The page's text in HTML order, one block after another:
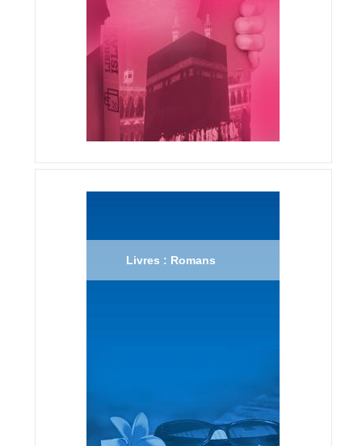
Livres : Romans